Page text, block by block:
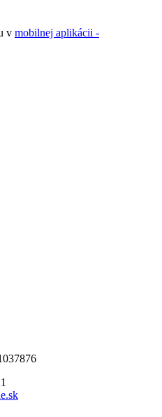
v mobilnej aplikácii -